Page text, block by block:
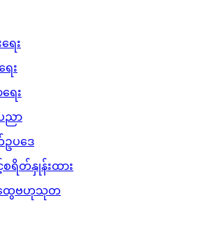
ေး
ေး
ေး
ညာ
ပဒေ
စရိတ်နှုန်းထား
ေဗဟုသုတ